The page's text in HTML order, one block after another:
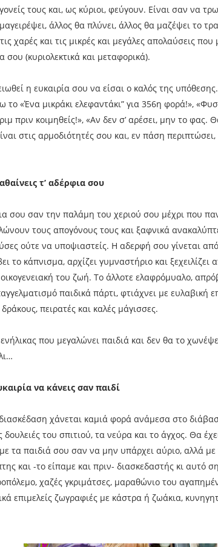
τους και, ως κύριοι, φεύγουν. Είναι σαν να
άλλος θα πλύνει, άλλος θα μαζέψει το
χαρές και τις μικρές και μεγάλες απολαύσεις
(κυριολεκτικά και μεταφορικά).
η ευκαιρία σου να είσαι ο καλός της
το «Ένα μικράκι ελεφαντάκι” για 356η φορά!»,
πριν κοιμηθείς!», «Αν δεν σ’ αρέσει, μην το φας.
στις αρμοδιότητές σου και, εν πάση
τ’ αδέρφια σου
σου σαν την παλάμη του χεριού σου μέχρι που
τους απογόνους τους και ξαφνικά
ούτε να υποψιαστείς. Η αδερφή σου γίνεται
το κάπνισμα, αρχίζει γυμναστήριο και ξεχειλίζει
του ζωή. Το άλλοτε ελαφρόμυαλο,
παιδικά πάρτι, φτιάχνει με ευλαβική
πειρατές και καλές μάγισσες.
που μεγαλώνει παιδιά και δεν θα το
να κάνεις σαν παιδί
χάνεται καμιά φορά ανάμεσα στο
δουλειές του σπιτιού, τα νεύρα και το άγχος. Θα
τα παιδιά σου σαν να μην υπάρχει αύριο, αλλά
και -το είπαμε και πριν- διασκεδαστής κι αυτό
χαζές γκριμάτσες, μαραθώνιο του
επιμελείς ζωγραφιές με κάστρα ή ζωάκια,